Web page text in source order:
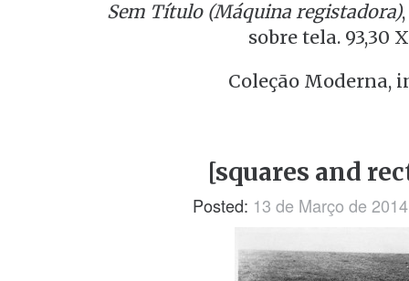
Sem Título (Máquina registadora)
sobre tela. 93,30
Coleção Moderna,
[squares and
Posted: 13 de Março de 2014